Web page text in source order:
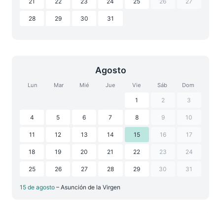
28 29 30 31
Agosto
Lun Mar Mié Jue Vie Sáb Dom
1 2 3
4 5 6 7 8 9 10
11 12 13 14 15 16 17
18 19 20 21 22 23 24
25 26 27 28 29 30 31
15 de agosto – Asunción de la Virgen